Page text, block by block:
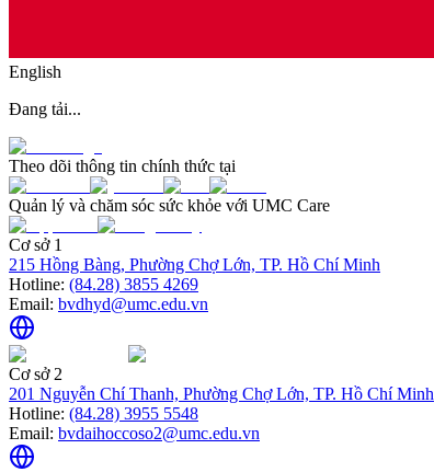
English
Đang tải...
Theo dõi thông tin chính thức tại
Quản lý và chăm sóc sức khỏe với UMC Care
Cơ sở 1
215 Hồng Bàng, Phường Chợ Lớn, TP. Hồ Chí Minh
Hotline: (84.28) 3855 4269
Email: bvdhyd@umc.edu.vn
Cơ sở 2
201 Nguyễn Chí Thanh, Phường Chợ Lớn, TP. Hồ Chí Minh
Hotline: (84.28) 3955 5548
Email: bvdaihoccoso2@umc.edu.vn